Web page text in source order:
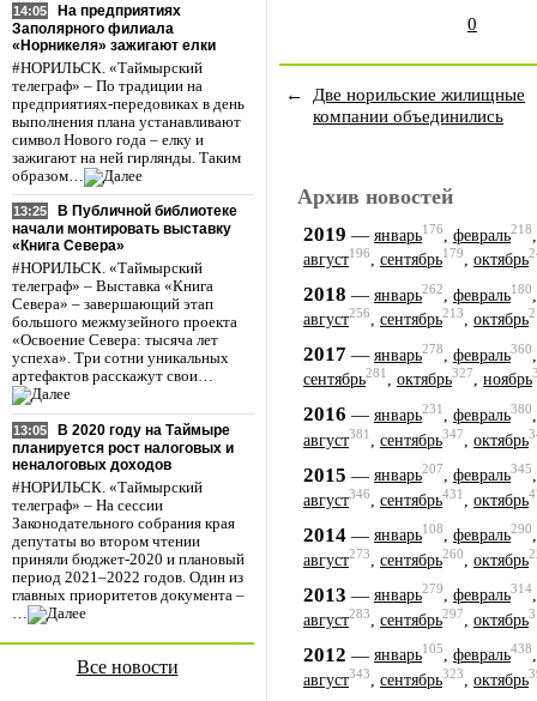
14:05
На предприятиях
Заполярного филиала
«Норникеля» зажигают елки
#НОРИЛЬСК. «Таймырский
телеграф» – По традиции на
предприятиях-передовиках в день
выполнения плана устанавливают
символ Нового года – елку и
зажигают на ней гирлянды. Таким
образом…
13:25
В Публичной библиотеке
начали монтировать выставку
«Книга Севера»
#НОРИЛЬСК. «Таймырский
телеграф» – Выставка «Книга
Севера» – завершающий этап
большого межмузейного проекта
«Освоение Севера: тысяча лет
успеха». Три сотни уникальных
артефактов расскажут свои…
13:05
В 2020 году на Таймыре
планируется рост налоговых и
неналоговых доходов
#НОРИЛЬСК. «Таймырский
телеграф» – На сессии
Законодательного собрания края
депутаты во втором чтении
приняли бюджет-2020 и плановый
период 2021–2022 годов. Один из
главных приоритетов документа –
…
Все новости
0
←
Две норильские жилищные
компании объединились
Архив новостей
2019 — январь176 февраль218
август196, сентябрь179, октябрь
2018 — январь262 февраль180
август256, сентябрь213, октябрь
2017 — январь278 февраль360
сентябрь281, октябрь327, ноябрь
2016 — январь231 февраль380
август381 сентябрь347 октябрь
2015 — январь207, февраль345
август346 сентябрь431 октябрь
2014 — январь108, февраль290
август273 сентябрь260 октябрь
2013 — январь279, февраль314
август283 сентябрь297 октябрь
2012 — январь105, февраль438
август343, сентябрь323, октябрь